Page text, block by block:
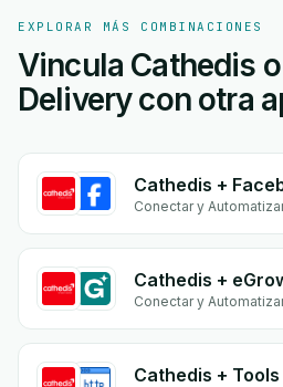
EXPLORAR MÁS COMBINACIONES
Vincula Cathedis
Delivery con otra
Cathedis +
Conectar y
Cathedis +
Conectar y
Cathedis + Tools